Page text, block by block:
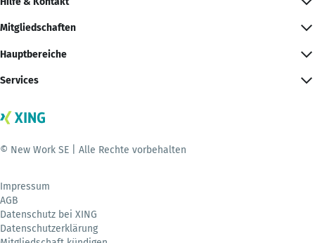
Mitgliedschaften
Hauptbereiche
Services
© New Work SE | Alle Rechte vorbehalten
Impressum
AGB
Datenschutz bei XING
Datenschutzerklärung